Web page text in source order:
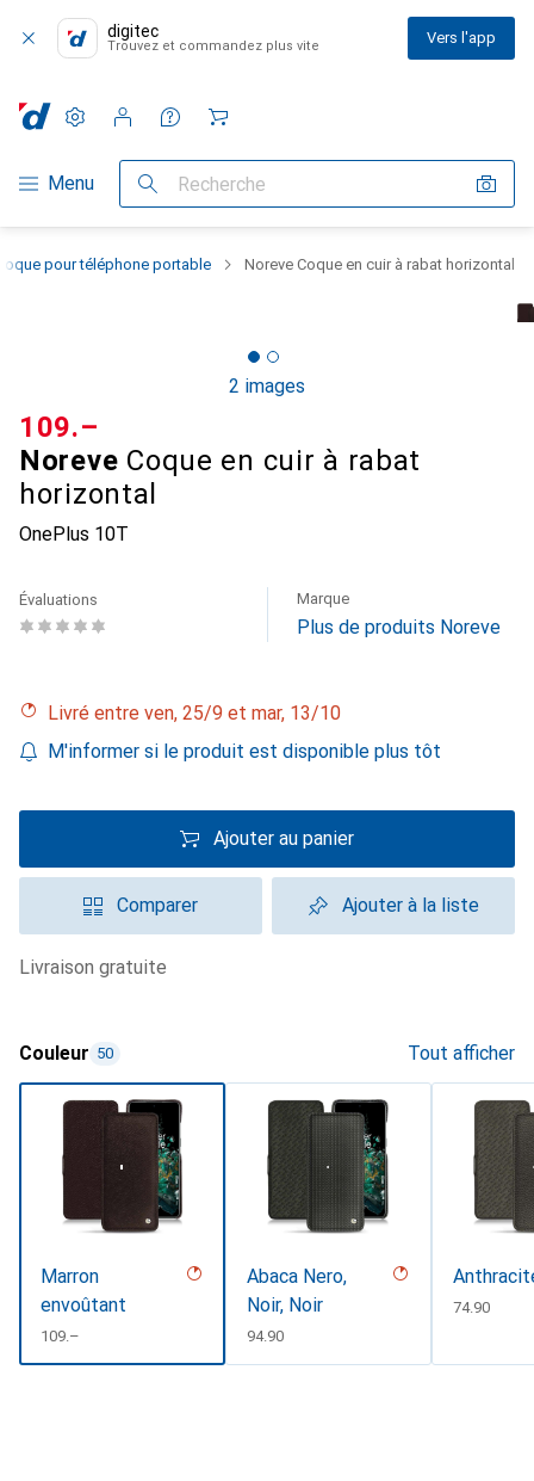
digitec
Trouvez et commandez plus vite Vers l'app
Navigation par catégorie
Menu Recherche
Paramètres
Compte client
Listes de comparaison
Listes d'envies
Panier
pour téléphone portable Noreve Coque en cuir à rabat horizontal
2 images
Noreve Coque en cuir à rabat
horizontal
OnePlus 10T
CHF
109.–
Évaluations Marque
Plus de produits Noreve
Livré entre ven, 25/9 et mar, 13/10
M'informer si le produit est disponible plus tôt
Ajouter au panier
Comparer Ajouter à la liste
livraison gratuite
Couleur 50 Tout afficher
Marron
envoûtant
CHF
109.–
Abaca Nero,
Noir, Noir
CHF
94.90
CHF
74.90